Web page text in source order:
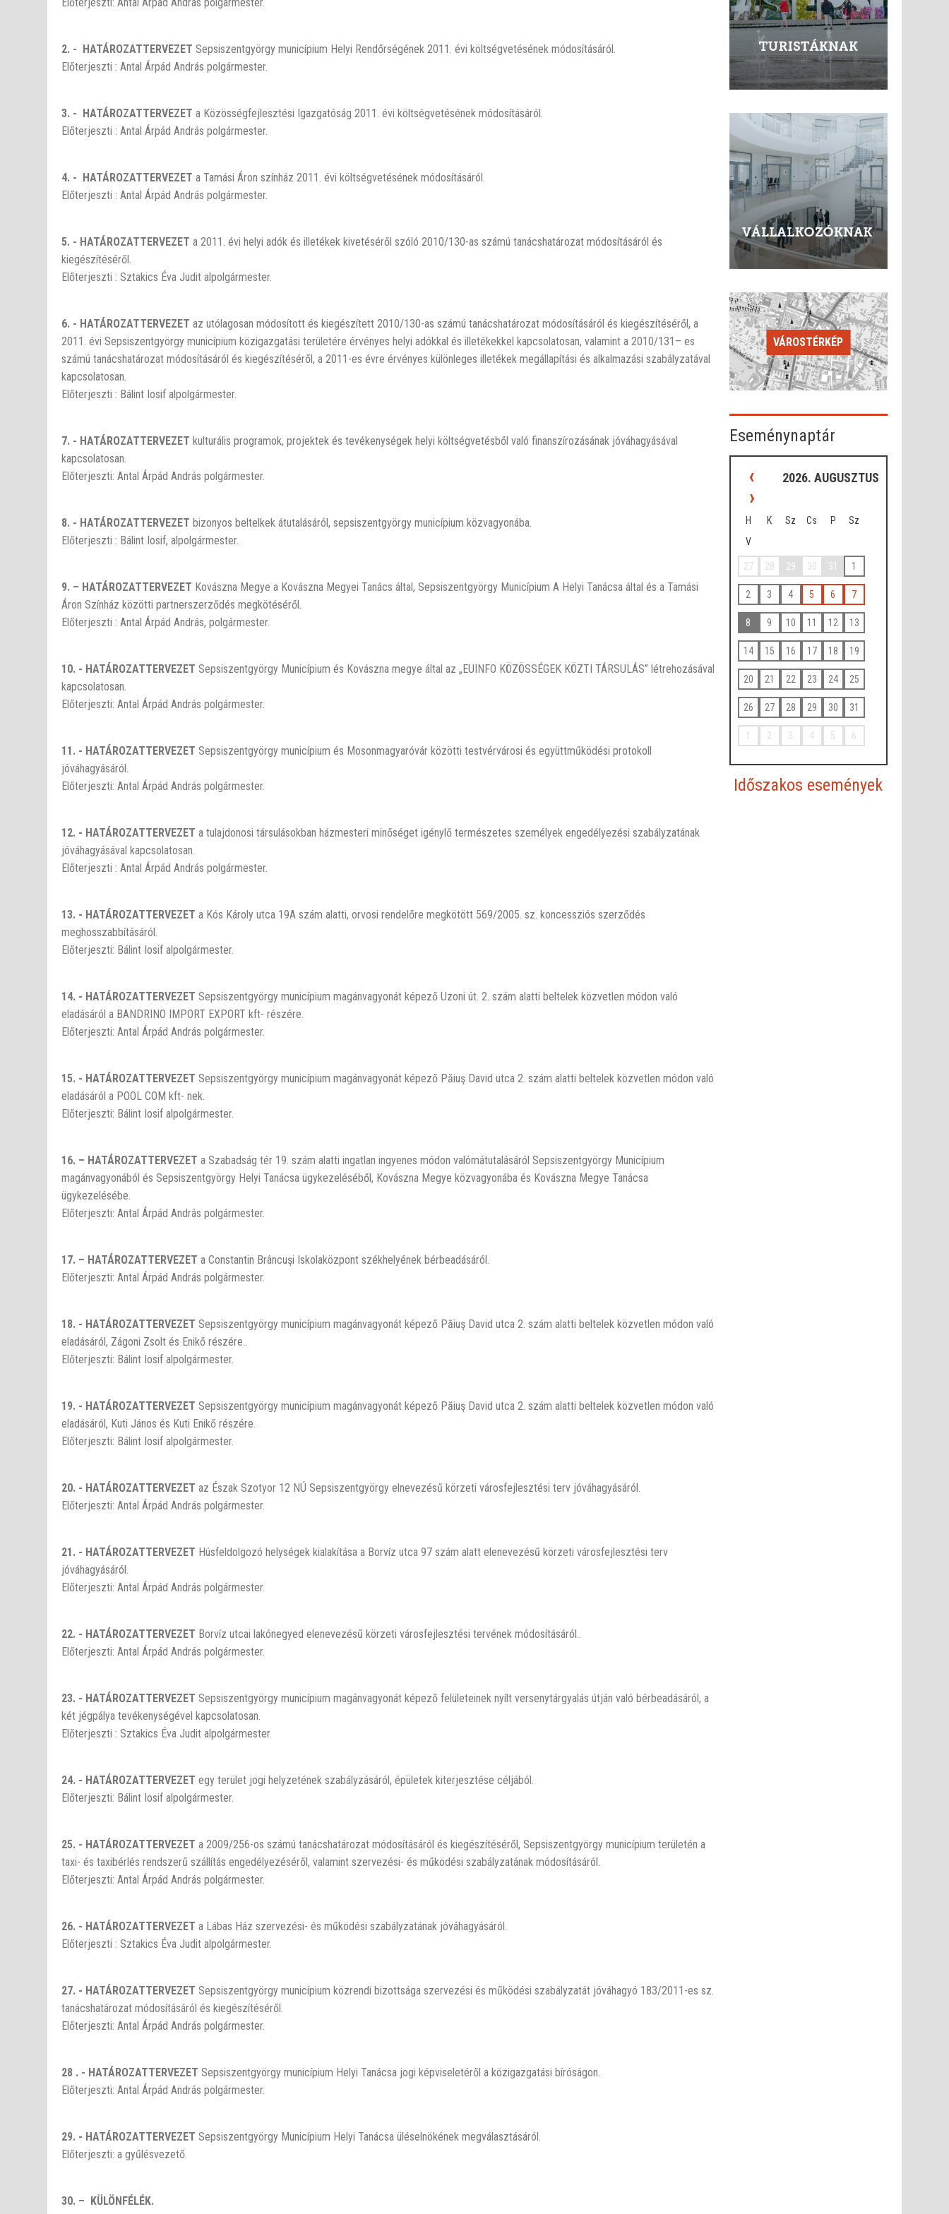
Előterjeszti: Antal Árpád András polgármester.
2. - HATÁROZATTERVEZETSepsiszentgyörgy municípium Helyi Rendőrségének 2011. évi költségvetésének módosításáról.
Előterjeszti : Antal Árpád András polgármester.
3. - HATÁROZATTERVEZETa Közösségfejlesztési Igazgatóság 2011. évi költségvetésének módosításáról.
Előterjeszti : Antal Árpád András polgármester.
4. - HATÁROZATTERVEZETa Tamási Áron színház 2011. évi költségvetésének módosításáról.
Előterjeszti : Antal Árpád András polgármester.
5. - HATÁROZATTERVEZETa 2011. évi helyi adók és illetékek kivetéséről szóló 2010/130-as számú tanácshatározat módosításáról és
kiegészítéséről.
Előterjeszti : Sztakics Éva Judit alpolgármester.
6. - HATÁROZATTERVEZET az utólagosan módosított és kiegészített 2010/130-as számú tanácshatározat módosításáról és kiegészítéséről, a
2011. évi Sepsiszentgyörgy municípium közigazgatási területére érvényes helyi adókkal és illetékekkel kapcsolatosan, valamint a 2010/131– es
számú tanácshatározat módosításáról és kiegészítéséről, a 2011-es évre érvényes különleges illetékek megállapítási és alkalmazási szabályzatával
kapcsolatosan.
Előterjeszti : Bálint Iosif alpolgármester.
7. - HATÁROZATTERVEZET kulturális programok, projektek és tevékenységek helyi költségvetésből való finanszírozásának jóváhagyásával
kapcsolatosan.
Előterjeszti: Antal Árpád András polgármester.
8. - HATÁROZATTERVEZET bizonyos beltelkek átutalásáról, sepsiszentgyörgy municípium közvagyonába.
Előterjeszti : Bálint Iosif, alpolgármester.
9. – HATÁROZATTERVEZET Kovászna Megye a Kovászna Megyei Tanács által, Sepsiszentgyörgy Municípium A Helyi Tanácsa által és a Tamási
Áron Színház közötti partnerszerződés megkötéséről.
Előterjeszti : Antal Árpád András, polgármester.
10. - HATÁROZATTERVEZETSepsiszentgyörgy Municípium és Kovászna megye által az „EUINFO KÖZÖSSÉGEK KÖZTI TÁRSULÁS” létrehozásával
kapcsolatosan.
Előterjeszti: Antal Árpád András polgármester.
11. - HATÁROZATTERVEZETSepsiszentgyörgy municípium és Mosonmagyaróvár közötti testvérvárosi és együttműködési protokoll
jóváhagyásáról.
Előterjeszti: Antal Árpád András polgármester.
12. - HATÁROZATTERVEZETa tulajdonosi társulásokban házmesteri minőséget igénylő természetes személyek engedélyezési szabályzatának
jóváhagyásával kapcsolatosan.
Előterjeszti : Antal Árpád András polgármester.
13. - HATÁROZATTERVEZET a Kós Károly utca 19A szám alatti, orvosi rendelőre megkötött 569/2005. sz. koncessziós szerződés
meghosszabbításáról.
Előterjeszti: Bálint Iosif alpolgármester.
14. - HATÁROZATTERVEZET Sepsiszentgyörgy municípium magánvagyonát képező Uzoni út. 2. szám alatti beltelek közvetlen módon való
eladásáról a BANDRINO IMPORT EXPORT kft- részére.
Előterjeszti: Antal Árpád András polgármester.
15. - HATÁROZATTERVEZETSepsiszentgyörgy municípium magánvagyonát képező Păiuş David utca 2. szám alatti beltelek közvetlen módon való
eladásáról a POOL COM kft- nek.
Előterjeszti: Bálint Iosif alpolgármester.
16. – HATÁROZATTERVEZETa Szabadság tér 19. szám alatti ingatlan ingyenes módon valómátutalásáról Sepsiszentgyörgy Municípium
magánvagyonából és Sepsiszentgyörgy Helyi Tanácsa ügykezeléséből, Kovászna Megye közvagyonába és Kovászna Megye Tanácsa
ügykezelésébe.
Előterjeszti: Antal Árpád András polgármester.
17. – HATÁROZATTERVEZETa Constantin Brâncuşi Iskolaközpont székhelyének bérbeadásáról.
Előterjeszti: Antal Árpád András polgármester.
18. - HATÁROZATTERVEZETSepsiszentgyörgy municípium magánvagyonát képező Păiuş David utca 2. szám alatti beltelek közvetlen módon való
eladásáról, Zágoni Zsolt és Enikő részére..
Előterjeszti: Bálint Iosif alpolgármester.
19. - HATÁROZATTERVEZET Sepsiszentgyörgy municípium magánvagyonát képező Păiuş David utca 2. szám alatti beltelek közvetlen módon való
eladásáról, Kuti János és Kuti Enikő részére.
Előterjeszti: Bálint Iosif alpolgármester.
20. - HATÁROZATTERVEZET az Észak Szotyor 12 NÚ Sepsiszentgyörgy elnevezésű körzeti városfejlesztési terv jóváhagyásáról.
Előterjeszti: Antal Árpád András polgármester.
21. - HATÁROZATTERVEZET Húsfeldolgozó helységek kialakítása a Borvíz utca 97 szám alatt elenevezésű körzeti városfejlesztési terv
jóváhagyásáról.
Előterjeszti: Antal Árpád András polgármester.
22. - HATÁROZATTERVEZET Borvíz utcai lakónegyed elenevezésű körzeti városfejlesztési tervének módosításáról..
Előterjeszti: Antal Árpád András polgármester.
23. - HATÁROZATTERVEZET Sepsiszentgyörgy municípium magánvagyonát képező felületeinek nyílt versenytárgyalás útján való bérbeadásáról, a
két jégpálya tevékenységével kapcsolatosan.
Előterjeszti : Sztakics Éva Judit alpolgármester.
24. - HATÁROZATTERVEZET egy terület jogi helyzetének szabályzásáról, épületek kiterjesztése céljából.
Előterjeszti: Bálint Iosif alpolgármester.
25. - HATÁROZATTERVEZETa 2009/256-os számú tanácshatározat módosításáról és kiegészítéséről, Sepsiszentgyörgy municípium területén a
taxi- és taxibérlés rendszerű szállítás engedélyezéséről, valamint szervezési- és működési szabályzatának módosításáról.
Előterjeszti: Antal Árpád András polgármester.
26. - HATÁROZATTERVEZETa Lábas Ház szervezési- és működési szabályzatának jóváhagyásáról.
Előterjeszti : Sztakics Éva Judit alpolgármester.
27. - HATÁROZATTERVEZETSepsiszentgyörgy municípium közrendi bizottsága szervezési és működési szabályzatát jóváhagyó 183/2011-es sz.
tanácshatározat módosításáról és kiegészítéséről.
Előterjeszti: Antal Árpád András polgármester.
28 . - HATÁROZATTERVEZETSepsiszentgyörgy municípium Helyi Tanácsa jogi képviseletéről a közigazgatási bíróságon.
Előterjeszti: Antal Árpád András polgármester.
29. - HATÁROZATTERVEZET Sepsiszentgyörgy Municípium Helyi Tanácsa üléselnökének megválasztásáról.
Előterjeszti: a gyűlésvezető.
30. – KÜLÖNFÉLÉK.
VÁROSTÉRKÉP
Eseménynaptár
‹ 2026. AUGUSZTUS
›
H K Sz Cs P
Sz
V
27 28 29 30 31 1
2 3 4 5 6 7
8 9 10 11 12 13
14 15 16 17 18 19
20 21 22 23 24 25
26 27 28 29 30 31
1 2 3 4 5 6
Időszakos események